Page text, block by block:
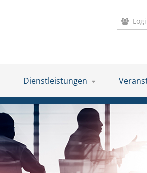
Dienstleistungen